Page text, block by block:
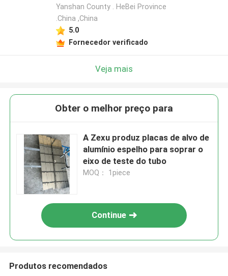
Yanshan County . HeBei Province
.China ,China
5.0
Fornecedor verificado
Veja mais
Obter o melhor preço para
A Zexu produz placas de alvo de
alumínio espelho para soprar o
eixo de teste do tubo
MOQ： 1piece
Continue
Produtos recomendados